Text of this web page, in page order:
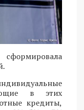
в этих
кредиты,